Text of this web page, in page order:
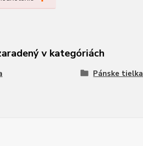
v kategóriách
Pánske tielka